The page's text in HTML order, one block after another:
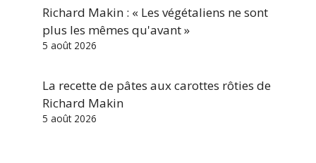
Richard Makin : « Les végétaliens ne sont
plus les mêmes qu'avant »
5 août 2026
La recette de pâtes aux carottes rôties de
Richard Makin
5 août 2026